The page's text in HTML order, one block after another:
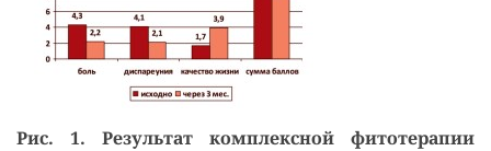
Рис. 1. Результат комплексной фитотерапии